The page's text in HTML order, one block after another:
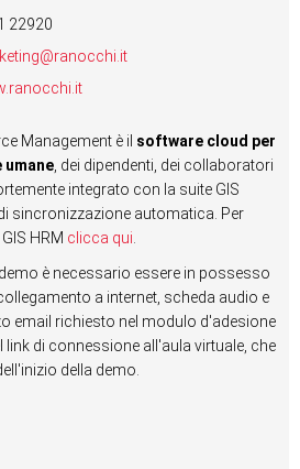
22920
Management è il software cloud per
umane , dei dipendenti, dei collaboratori
integrato con la suite GIS
sincronizzazione automatica. Per
HRM clicca qui
è necessario essere in possesso
a internet, scheda audio e
email richiesto nel modulo d'adesione
link di connessione all'aula virtuale, che
della demo.